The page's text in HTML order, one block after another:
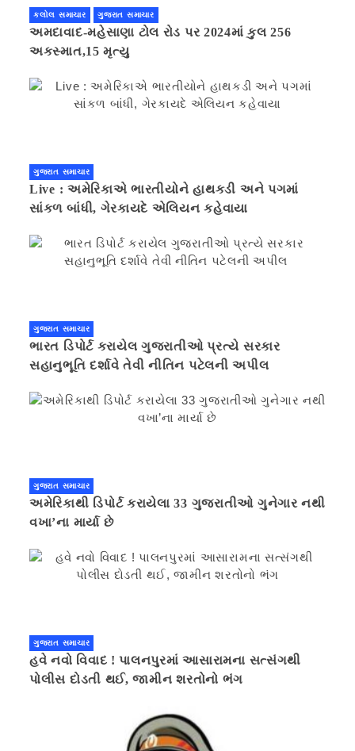
કલોલ સમાચાર ગુજરાત સમાચાર
અમદાવાદ-મહેસાણા ટોલ રોડ પર 2024માં કુલ 256
અકસ્માત,15 મૃત્યુ
ગુજરાત સમાચાર
Live : અમેરિકાએ ભારતીયોને હાથકડી અને પગમાં
સાંકળ બાંધી, ગેરકાયદે એલિયન કહેવાયા
ગુજરાત સમાચાર
ભારત ડિપોર્ટ કરાયેલ ગુજરાતીઓ પ્રત્યે સરકાર
સહાનુભૂતિ દર્શાવે તેવી નીતિન પટેલની અપીલ
ગુજરાત સમાચાર
અમેરિકાથી ડિપોર્ટ કરાયેલા 33 ગુજરાતીઓ ગુનેગાર નથી
વખા’ના માર્યા છે
ગુજરાત સમાચાર
હવે નવો વિવાદ ! પાલનપુરમાં આસારામના સત્સંગથી
પોલીસ દોડતી થઈ, જામીન શરતોનો ભંગ